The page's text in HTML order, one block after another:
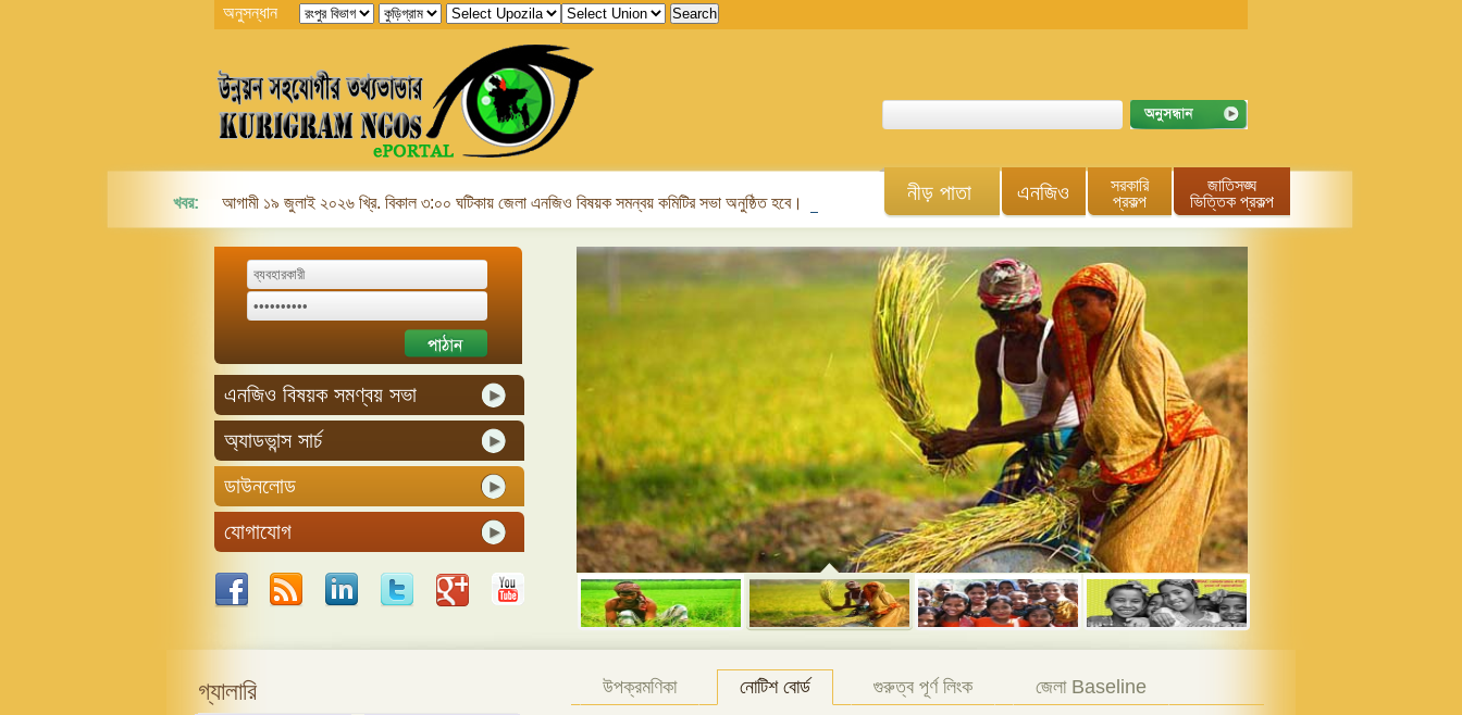
অনুসন্ধান
খবর: আগামী ১৯ জুলাই ২০২৬ খ্রি. বিকাল ৩:০০ ঘটিকায় জেলা এনজিও বিষয়ক সমন্বয় কমিটির সভা অনুষ্ঠিত হবে। নীড় পাতা এনজিও
সরকারি
প্রকল্প
জাতিসঙ্ঘ
ভিত্তিক প্রকল্প
এনজিও বিষয়ক সমণ্বয় সভা
অ্যাডভান্স সার্চ
ডাউনলোড
যোগাযোগ
গ্যালারি উপক্রমণিকা নোটিশ বোর্ড গুরুত্ব পূর্ণ লিংক জেলা Baseline